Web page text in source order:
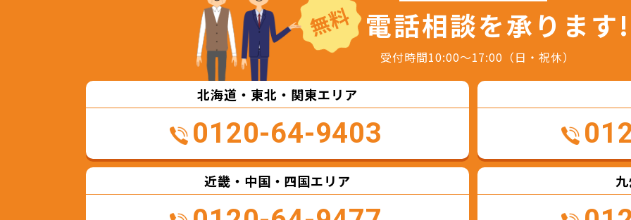
無料 電話相談を承ります!
受付時間10:00～17:00（日・祝休）
北海道・東北・関東エリア
0120-64-9403
近畿・中国・四国エリア